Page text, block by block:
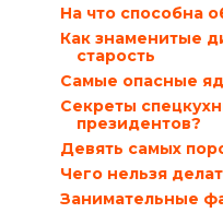
На что способна
Как знаменитые
старость
Самые опасные
Секреты
президентов?
Девять самых
Чего нельзя
Занимательные